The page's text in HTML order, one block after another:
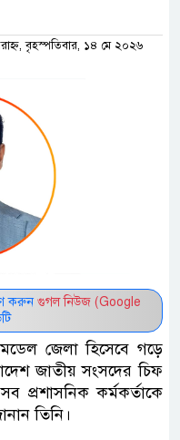
বৃহস্পতিবার, ১৪ মে ২০২৬
করুন গুগল নিউজ (Google
জেলা হিসেবে গড়ে
জাতীয় সংসদের চিফ
কর্মকর্তাকে
তিনি।